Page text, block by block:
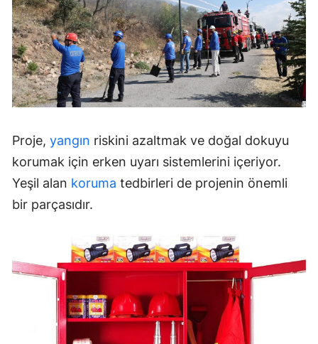
Proje, yangın riskini azaltmak ve doğal dokuyu
korumak için erken uyarı sistemlerini içeriyor.
Yeşil alan koruma tedbirleri de projenin önemli
bir parçasıdır.